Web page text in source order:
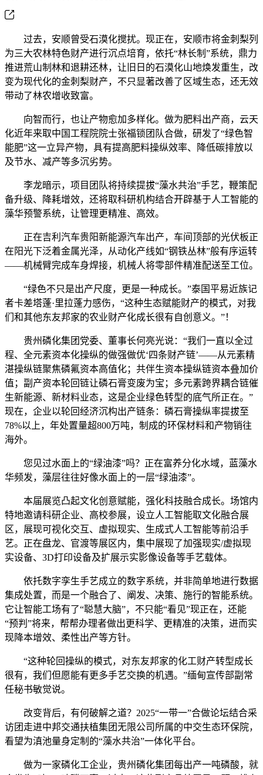
过去，安顺曾受石漠化搅扰。现正在，安顺市将金刺梨列
为三大农林特色财产进行沉点培育，依托“林长制”系统，鼎力
推进荒山制林和退耕还林，让旧日的石漠化山地焕发重生，改
变为现代化的金刺梨财产，不只显著改善了区域生态，还无效
带动了林农增收致富。
向智而行，也让产物愈加多样化。做为肥料出产商，云天
化近年来取中国工程院院士张福锁团队合做，研发了“绿色智
能肥”这一立异产物，具有提高肥料操纵效率、降低碳排放以
及节水、减产等多沉劣势。
李龙暗示，项目团队将持续提拔“藻水共治”手艺，鞭策配
备升级、降耗增效，还将取科研机构结合开辟基于人工智能的
藻华预警系统，让管理更精准、高效。
正在吉利汽车贵阳新能源汽车出产，车间顶部的光伏板正
在阳光下泛着金属光泽，从动化产线如“钢铁丛林”般有序运转
——机械臂完成车身焊接，机械人将零部件精准配送至工位。
“绿色不只是出产尺度，更是一种成长。”泰国平易近族记
者卡差塔蓬·里拉蓬力感伤，“这种生态赋能财产的模式，对我
们和其他东友邦家的农业财产化成长很有自创意义。”！
贵州磷化集团党委、董事长何亮光说：“我们一直以全过
程、全元素资本化操纵的做强做优‘四条财产链’——从元素精
湛操纵链聚焦磷氟资本高值化；共伴生资本操纵链资本叠加价
值；副产资本轮回链让磷石膏变废为宝；多元素跨界耦合链催
生新能源、新材料业态，这是企业绿色转型的底气所正在。”
现在，企业以轮回经济沉构出产链条：磷石膏操纵率提拔至
78%以上，年处置量超800万吨，制成的环保材料和产物销往
海外。
您见过水面上的“绿油漆”吗？正在富养分化水域，蓝藻水
华频发，藻层往往好像水面上的一层“绿油漆”。
本届展览凸起文化创意赋能，强化科技融合成长。场馆内
特地邀请科研企业、高校参展，设立人工智能取文化融合展
区，展现可视化交互、虚拟现实、生成式人工智能等前沿手
艺。正在盘龙、官渡等展区内，集中展现了加强现实/虚拟现
实设备、3D打印设备及扩展示实影像设备等手艺载体。
依托数字孪生手艺成立的数字系统，并非简单地进行数据
集成处置，而是一个融合了、阐发、决策、施行的智能系统。
它让智能工场有了“聪慧大脑”，不只能“看见”现正在，还能
“预判”将来，帮帮办理者做出更科学、更精准的决策，进而实
现降本增效、柔性出产等方针。
“这种轮回操纵的模式，对东友邦家的化工财产转型成长
很有，我们但愿能有更多手艺交换的机遇。”缅甸宣传部副常
任秘书敏觉说。
改变背后，有何破解之道？2025“一带一”合做论坛结合采
访团走进中邦交通扶植集团无限公司所属的中交生态环保院，
看望为滇池量身定制的“藻水共治”一体化平台。
做为一家磷化工企业，贵州磷化集团每出产一吨磷酸，就